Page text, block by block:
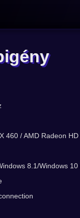
460 / AMD Radeon
8.1/Windows